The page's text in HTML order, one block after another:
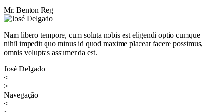
Mr. Benton Reg
Nam libero tempore, cum soluta nobis est eligendi optio cumque
nihil impedit quo minus id quod maxime placeat facere possimus,
omnis voluptas assumenda est.
José Delgado
<
>
Navegação
<